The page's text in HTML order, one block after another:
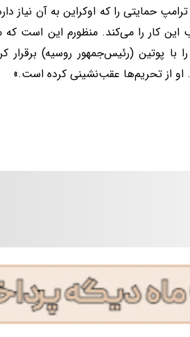
ترامپ حمایتی را که اوکراین به آن نیاز
این کار را می‌کند. منظورم این است که
با پوتین (رئیس‌جمهور روسیه)
او از تحریم‌ها عقب‌نشینی کرده است.»